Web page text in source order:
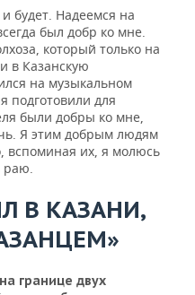
будет. Надеемся на
был добр ко мне.
который только на
в Казанскую
на музыкальном
подготовили для
были добры ко мне,
Я этим добрым людям
вспоминая их, я молюсь
раю.
В КАЗАНИ,
границе двух